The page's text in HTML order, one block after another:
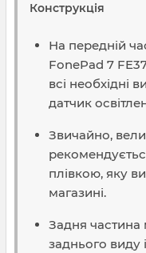
Конструкція
На передній
FonePad 7
всі необхідні
датчик
Звичайно,
плівкою, яку
магазині.
Задня частина
заднього виду